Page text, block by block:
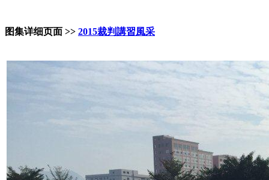
图集详细页面 >> 2015裁判講習風采